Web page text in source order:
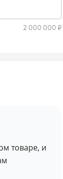
2 000 000 ₽
товаре, и